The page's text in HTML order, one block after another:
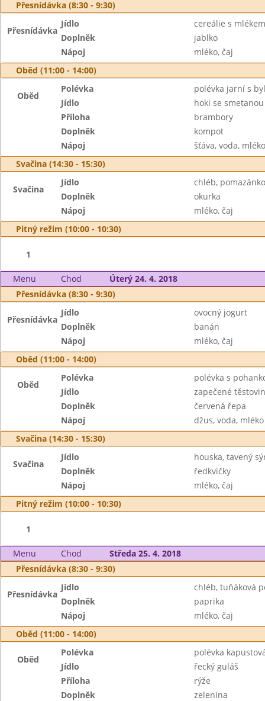
Přesnídávka (8:30 - 9:30)
Přesnídávka
Jídlo
cereálie s mlékem
Doplněk
jablko
Nápoj
mléko, čaj
Oběd (11:00 - 14:00)
Oběd
Polévka
polévka jarní s
Jídlo
hoki se smetanou
Příloha
brambory
Doplněk
kompot
Nápoj
šťáva, voda, mléko
Svačina (14:30 - 15:30)
Svačina
Jídlo
chléb,
Doplněk
okurka
Nápoj
mléko, čaj
Pitný režim (10:00 - 10:30)
1
Menu Chod
Úterý 24. 4. 2018
Přesnídávka (8:30 - 9:30)
Přesnídávka
Jídlo
ovocný jogurt
Doplněk
banán
Nápoj
mléko, čaj
Oběd (11:00 - 14:00)
Oběd
Polévka
polévka s
Jídlo
zapečené
Doplněk
červená řepa
Nápoj
džus, voda, mléko
Svačina (14:30 - 15:30)
Svačina
Jídlo
houska, tavený
Doplněk
ředkvičky
Nápoj
mléko, čaj
Pitný režim (10:00 - 10:30)
1
Menu Chod
Středa 25. 4. 2018
Přesnídávka (8:30 - 9:30)
Přesnídávka
Jídlo
chléb, tuňáková
Doplněk
paprika
Nápoj
mléko, čaj
Oběd (11:00 - 14:00)
Oběd
Polévka
polévka
Jídlo
řecký guláš
Příloha
rýže
Doplněk
zelenina